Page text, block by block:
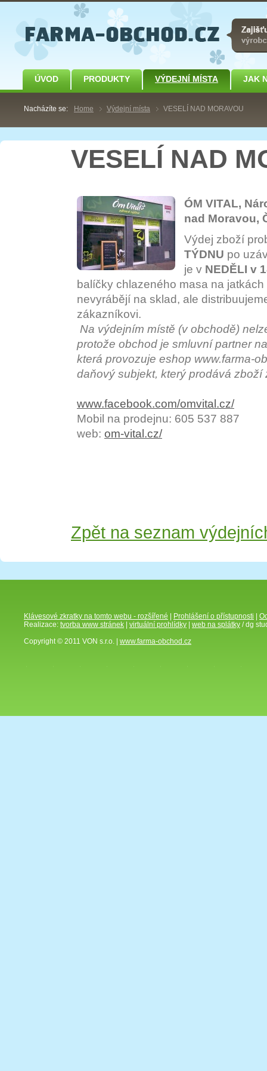
ÚVOD PRODUKTY VÝDEJNÍ MÍSTA JAK
Nacházíte se: Home Výdejní místa VESELÍ NAD MORAVOU
VESELÍ NAD
ÓM VITAL,
nad Moravou,
Výdej zboží
TÝDNU po
je v NEDĚLI v
balíčky chlazeného masa na
nevyrábějí na sklad, ale
zákazníkovi.
Na výdejním místě (v obchodě)
protože obchod je smluvní partner
která provozuje eshop www.farma-
daňový subjekt, který prodává zboží
www.facebook.com/omvital.cz/
Mobil na prodejnu: 605 537 887
web: om-vital.cz/
Zpět na seznam
Klávesové zkratky na tomto webu - rozšířené Prohlášení o přístupnosti
Realizace: tvorba www stránek virtuální prohlídky web na splátky / dg
Copyright © 2011 VON s.r.o. | www.farma-obchod.cz